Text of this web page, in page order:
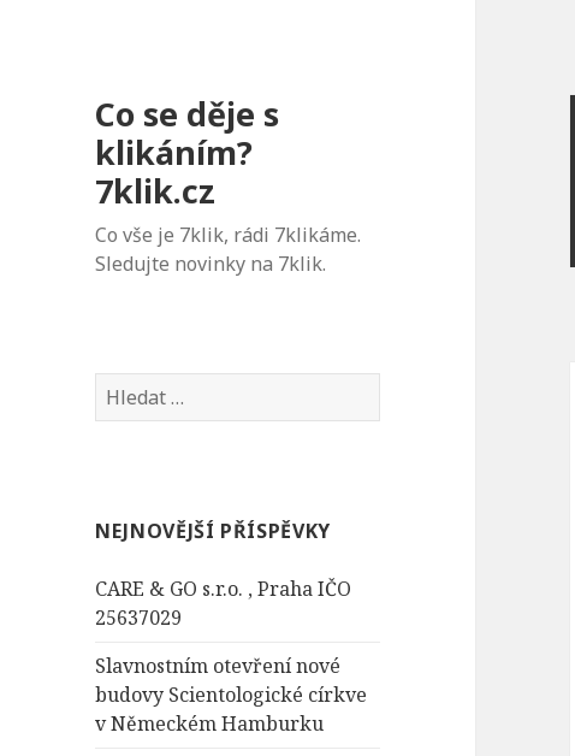
Co se děje s
klikáním?
7klik.cz
Co vše je 7klik, rádi 7klikáme.
Sledujte novinky na 7klik.
V
y
d
v
á
í
NEJNOVĚJŠÍ PŘÍSPĚVKY
CARE & GO s.r.o. , Praha IČO
25637029
Slavnostním otevření nové
budovy Scientologické církve
v Německém Hamburku